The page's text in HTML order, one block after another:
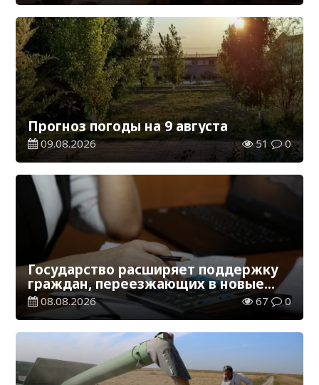
Прогноз погоды на 9 августа
09.08.2026 51 0
Государство расширяет поддержку
граждан, переезжающих в новые
регионы для работы
08.08.2026 67 0